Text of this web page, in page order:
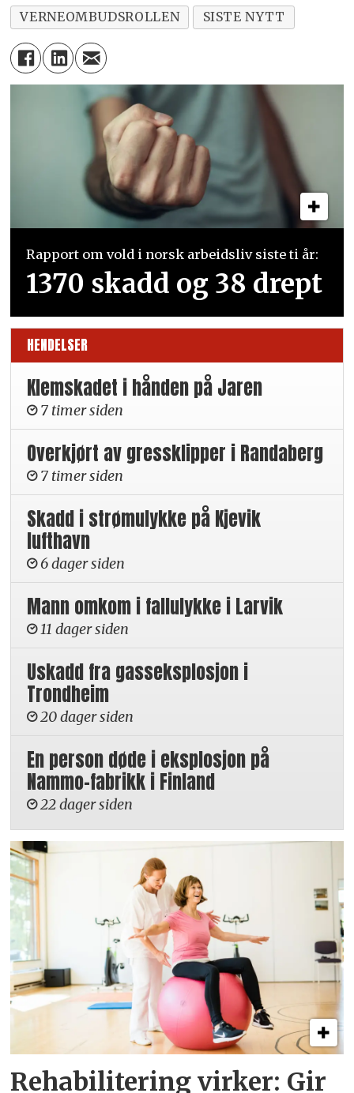
VERNEOMBUDSROLLEN
SISTE NYTT
Rapport om vold i norsk arbeidsliv siste ti år:
1370 skadd og 38 drept
HENDELSER
Klemskadet i hånden på Jaren
7 timer siden
Overkjørt av gressklipper i Randaberg
7 timer siden
Skadd i strømulykke på Kjevik
lufthavn
6 dager siden
Mann omkom i fallulykke i Larvik
11 dager siden
Uskadd fra gasseksplosjon i
Trondheim
20 dager siden
En person døde i eksplosjon på
Nammo-fabrikk i Finland
22 dager siden
Rehabilitering virker: Gir